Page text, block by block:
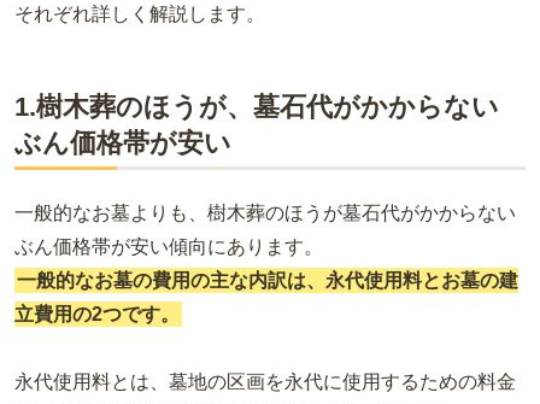
それぞれ詳しく解説します。
1.樹木葬のほうが、墓石代がかからない
ぶん価格帯が安い
一般的なお墓よりも、樹木葬のほうが墓石代がかからない
ぶん価格帯が安い傾向にあります。
一般的なお墓の費用の主な内訳は、永代使用料とお墓の建
立費用の2つです。
永代使用料とは、墓地の区画を永代に使用するための料金